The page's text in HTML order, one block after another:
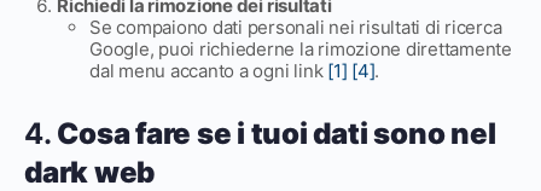
Richiedi la rimozione dei risultati
Se compaiono dati personali nei risultati di ricerca
Google, puoi richiederne la rimozione direttamente
dal menu accanto a ogni link [1] [4].
4. Cosa fare se i tuoi dati sono nel
dark web